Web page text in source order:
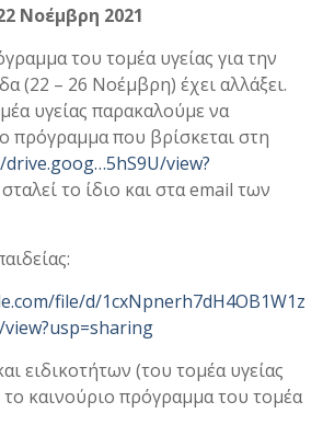
Νοέμβρη 2021
του τομέα υγείας για την
(22 – 26 Νοέμβρη) έχει αλλάξει.
υγείας παρακαλούμε να
πρόγραμμα που βρίσκεται στη
view?
σταλεί το ίδιο και στα email των
file/d/1cxNpnerh7dH4OB1W1z
ειδικοτήτων (του τομέα υγείας
το καινούριο πρόγραμμα του τομέα